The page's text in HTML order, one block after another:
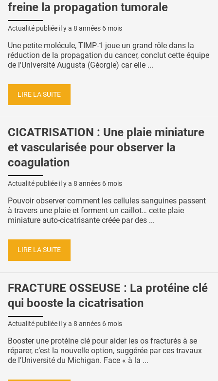
freine la propagation tumorale
Actualité publiée il y a 8 années 6 mois
Une petite molécule, TIMP-1 joue un grand rôle dans la
réduction de la propagation du cancer, conclut cette équipe
de l'Université Augusta (Géorgie) car elle ...
LIRE LA SUITE
CICATRISATION : Une plaie miniature
et vascularisée pour observer la
coagulation
Actualité publiée il y a 8 années 6 mois
Pouvoir observer comment les cellules sanguines passent
à travers une plaie et forment un caillot… cette plaie
miniature auto-cicatrisante créée par des ...
LIRE LA SUITE
FRACTURE OSSEUSE : La protéine clé
qui booste la cicatrisation
Actualité publiée il y a 8 années 6 mois
Booster une protéine clé pour aider les os fracturés à se
réparer, c’est la nouvelle option, suggérée par ces travaux
de l’Université du Michigan. Face « à la ...